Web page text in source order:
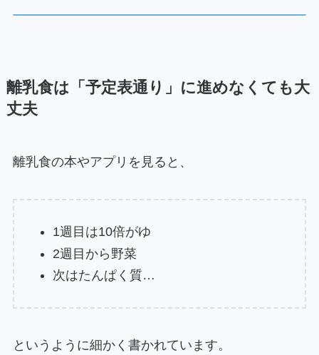
離乳食は「予定表通り」に進めなくても大
丈夫
離乳食の本やアプリを見ると、
1週目は10倍がゆ
2週目から野菜
次はたんぱく質…
というように細かく書かれています。